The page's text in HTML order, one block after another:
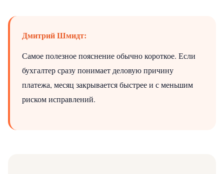
Дмитрий Шмидт:
Самое полезное пояснение обычно короткое. Если
бухгалтер сразу понимает деловую причину
платежа, месяц закрывается быстрее и с меньшим
риском исправлений.